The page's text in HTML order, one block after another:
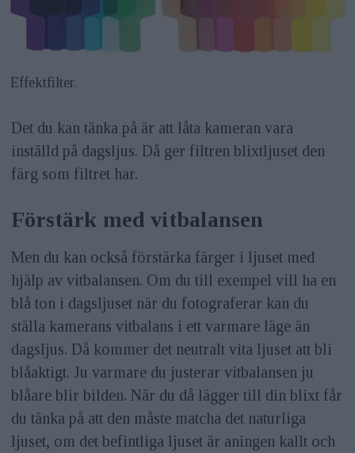
Effektfilter.
Det du kan tänka på är att låta kameran vara
inställd på dagsljus. Då ger filtren blixtljuset den
färg som filtret har.
Förstärk med vitbalansen
Men du kan också förstärka färger i ljuset med
hjälp av vitbalansen. Om du till exempel vill ha en
blå ton i dagsljuset när du fotograferar kan du
ställa kamerans vitbalans i ett varmare läge än
dagsljus. Då kommer det neutralt vita ljuset att bli
blåaktigt. Ju varmare du justerar vitbalansen ju
blåare blir bilden. När du då lägger till din blixt får
du tänka på att den måste matcha det naturliga
ljuset, om det befintliga ljuset är aningen kallt och